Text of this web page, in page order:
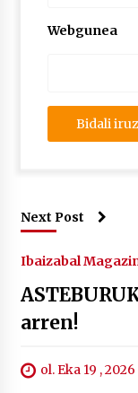
Webgunea
Next Post
Ibaizabal
arren!
ol. Eka 19 , 2026